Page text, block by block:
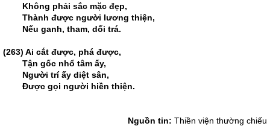
Không phải sắc mặc đẹp,
Thành được người lương thiện,
Nếu ganh, tham, dối trá.
(263) Ai cắt được, phá được,
Tận gốc nhổ tâm ấy,
Người trí ấy diệt sân,
Ðược gọi người hiền thiện.
Nguồn tin: Thiền viện thường chiếu